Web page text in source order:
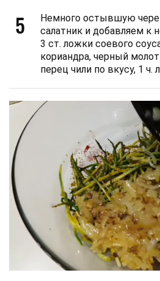
5
Немного остывшую
салатник и добавляем к
3 ст. ложки соевого
кориандра, черный
перец чили по вкусу, 1 ч.